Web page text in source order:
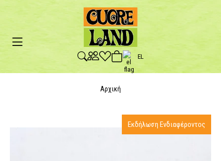
EL
Αρχική
Εκδήλωση Ενδιαφέροντος